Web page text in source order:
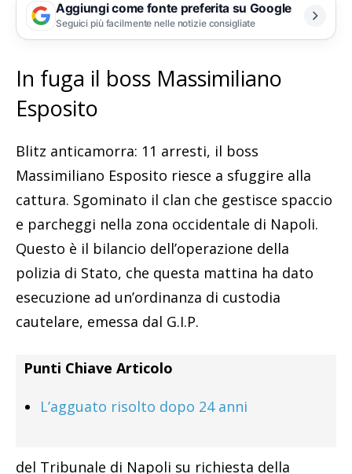
Aggiungi come fonte preferita su Google
Seguici più facilmente nelle notizie consigliate
In fuga il boss Massimiliano
Esposito
Blitz anticamorra: 11 arresti, il boss
Massimiliano Esposito riesce a sfuggire alla
cattura. Sgominato il clan che gestisce spaccio
e parcheggi nella zona occidentale di Napoli.
Questo è il bilancio dell’operazione della
polizia di Stato, che questa mattina ha dato
esecuzione ad un’ordinanza di custodia
cautelare, emessa dal G.I.P.
Punti Chiave Articolo
L’agguato risolto dopo 24 anni
del Tribunale di Napoli su richiesta della